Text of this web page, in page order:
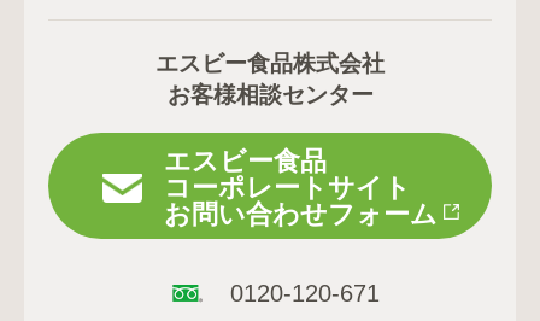
エスビー食品株式会社
お客様相談センター
エスビー食品
コーポレートサイト
お問い合わせフォーム
0120-120-671